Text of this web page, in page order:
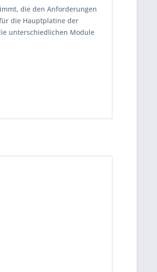
die den Anforderungen
die Hauptplatine der
unterschiedlichen Module